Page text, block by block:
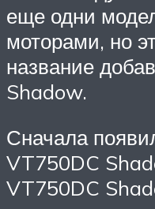
еще одни
моторами, но
название
Shadow.
Сначала
VT750DC
VT750DC